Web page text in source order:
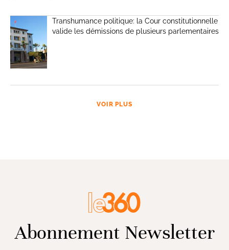
Transhumance politique: la Cour constitutionnelle
valide les démissions de plusieurs parlementaires
VOIR PLUS
Abonnement Newsletter